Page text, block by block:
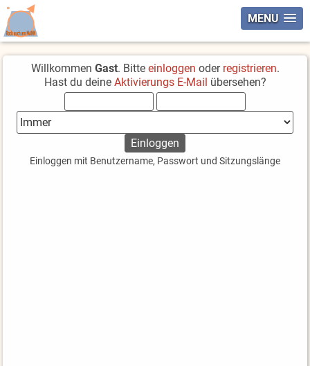
MENU
Willkommen Gast. Bitte einloggen oder registrieren.
Hast du deine Aktivierungs E-Mail übersehen?
Einloggen mit Benutzername, Passwort und Sitzungslänge